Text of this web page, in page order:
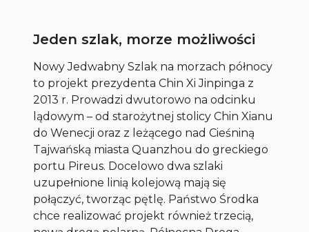
Jeden szlak, morze możliwości
Nowy Jedwabny Szlak na morzach północy
to projekt prezydenta Chin Xi Jinpinga z
2013 r. Prowadzi dwutorowo na odcinku
lądowym – od starożytnej stolicy Chin Xianu
do Wenecji oraz z leżącego nad Cieśniną
Tajwańską miasta Quanzhou do greckiego
portu Pireus. Docelowo dwa szlaki
uzupełnione linią kolejową mają się
połączyć, tworząc pętlę. Państwo Środka
chce realizować projekt również trzecią,